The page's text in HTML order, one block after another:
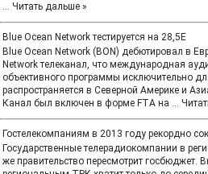
... Читать дальше »
Blue Ocean Network тестируется на 28,5E
Blue Ocean Network (BON) дебютировал в
Network телеканал, что международная
объективного программы исключительно
распространяется в Северной Америке и
Канал был включен в форме FTA на ...
Гостелекомпаниям в 2013 году рекордно
Государственные телерадиокомпании в
же правительство пересмотрит госбюджет.